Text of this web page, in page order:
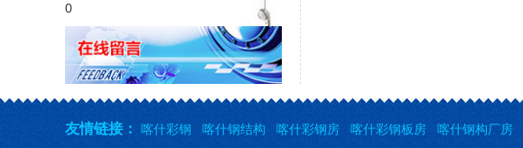
0
友情链接： 喀什彩钢 喀什钢结构 喀什彩钢房 喀什彩钢板房 喀什钢构厂房